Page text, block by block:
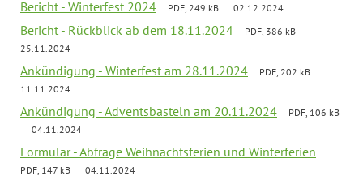
Bericht - Winterfest 2024 PDF, 249 kB 02.12.2024
Bericht - Rückblick ab dem 18.11.2024
PDF, 386 kB
25.11.2024
Ankündigung - Winterfest am 28.11.2024
PDF, 202 kB
11.11.2024
Ankündigung - Adventsbasteln am 20.11.2024
PDF, 106 kB
04.11.2024
Formular - Abfrage Weihnachtsferien und Winterferien
PDF, 147 kB 04.11.2024